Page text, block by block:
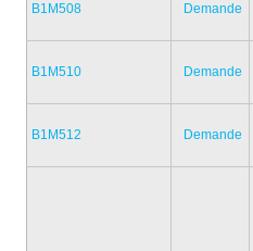
B1M508 Demande
B1M510 Demande
B1M512 Demande